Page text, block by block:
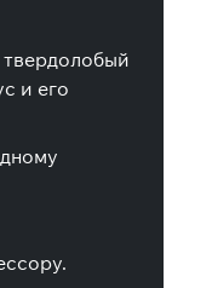
твердолобый
и его